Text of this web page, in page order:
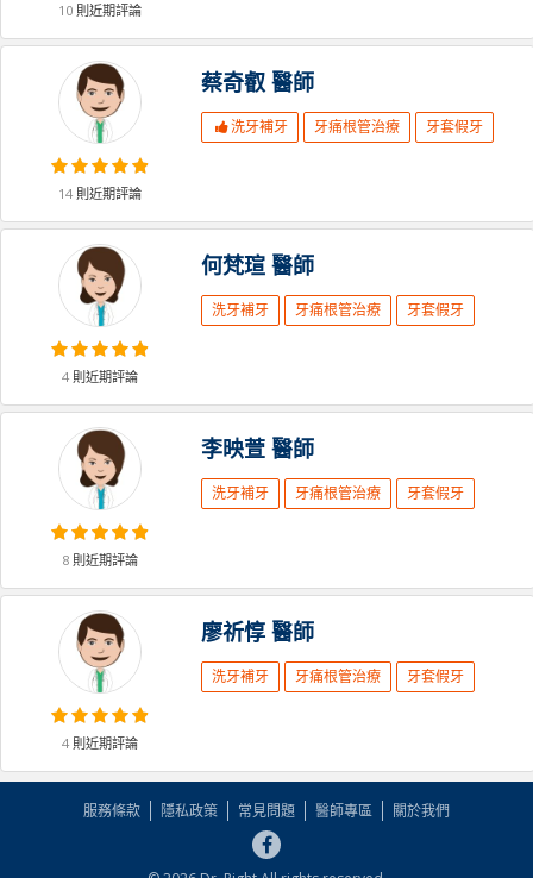
10則近期評論
14則近期評論
蔡奇叡 醫師
洗牙補牙 牙痛根管治療 牙套假牙
4則近期評論
何梵瑄 醫師
洗牙補牙 牙痛根管治療 牙套假牙
8則近期評論
李映萱 醫師
洗牙補牙 牙痛根管治療 牙套假牙
4則近期評論
廖祈惇 醫師
洗牙補牙 牙痛根管治療 牙套假牙
服務條款 隱私政策 常見問題 醫師專區 關於我們